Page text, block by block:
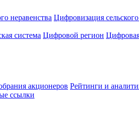
неравенства Цифровизация сельского
система Цифровой регион
акционеров Рейтинги и
ссылки